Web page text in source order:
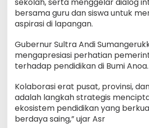
sekolah, serta menggelar dialog
bersama guru dan siswa untuk
aspirasi di lapangan.
Gubernur Sultra Andi
mengapresiasi perhatian
terhadap pendidikan di Bumi Anoa.
Kolaborasi erat pusat, provinsi,
adalah langkah strategis
ekosistem pendidikan yang
berdaya saing,” ujar Asr